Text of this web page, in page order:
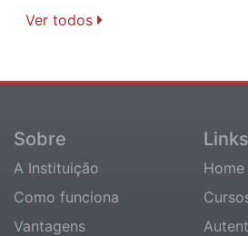
Ver todos
Sobre
A Instituição
Como funciona
Vantagens
Links
Home